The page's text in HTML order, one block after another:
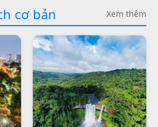
cơ bản Xem thêm